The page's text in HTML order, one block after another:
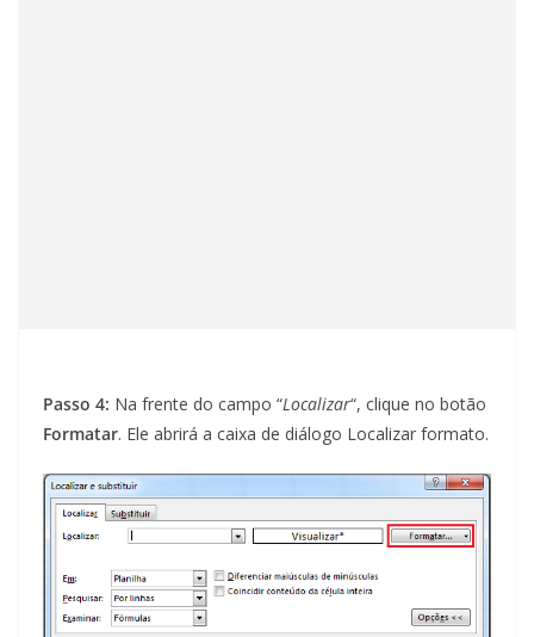
Passo 4: Na frente do campo “Localizar“, clique no botão
Formatar. Ele abrirá a caixa de diálogo Localizar formato.